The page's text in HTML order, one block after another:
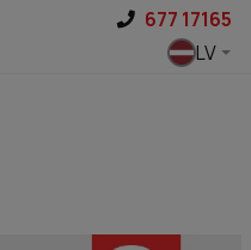
677 17165
LV